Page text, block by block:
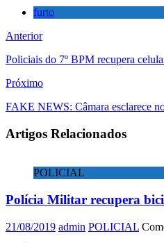
furto
Anterior
Policiais do 7º BPM recupera
Próximo
FAKE NEWS: Câmara esclarece
Artigos Relacionados
POLICIAL
Polícia Militar recupera
21/08/2019 admin POLICIAL